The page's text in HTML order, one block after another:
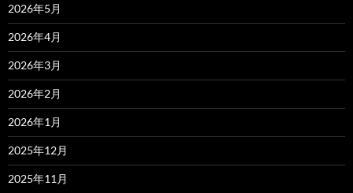
2026年5月
2026年4月
2026年3月
2026年2月
2026年1月
2025年12月
2025年11月